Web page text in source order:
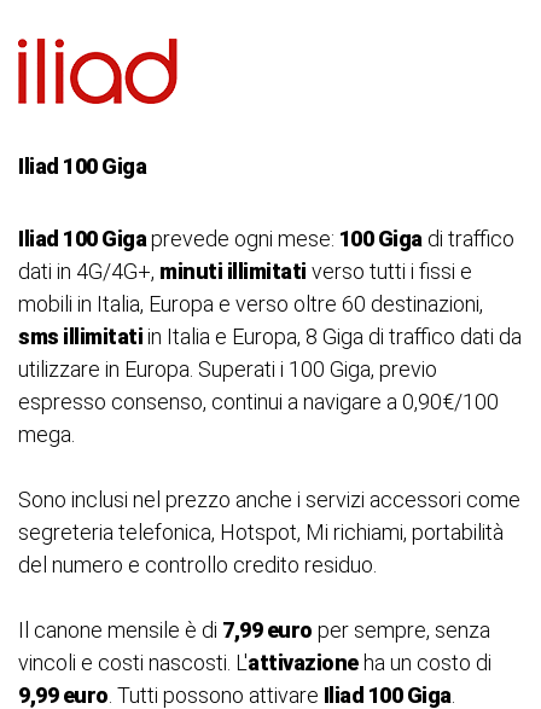
Iliad 100 Giga
Iliad 100 Gigaprevede ogni mese: 100 Giga di traffico
dati in 4G/4G+, minuti illimitati verso tutti i fissi e
mobili in Italia, Europa e verso oltre 60 destinazioni,
sms illimitatiin Italia e Europa, 8 Giga di traffico dati da
utilizzare in Europa. Superati i 100 Giga, previo
espresso consenso, continui a navigare a 0,90€/100
mega.
Sono inclusi nel prezzo anche i servizi accessori come
segreteria telefonica, Hotspot, Mi richiami, portabilità
del numero e controllo credito residuo.
Il canone mensile è di 7,99 euro per sempre, senza
vincoli e costi nascosti. L'attivazioneha un costo di
9,99 euro . Tutti possono attivare Iliad 100 Giga